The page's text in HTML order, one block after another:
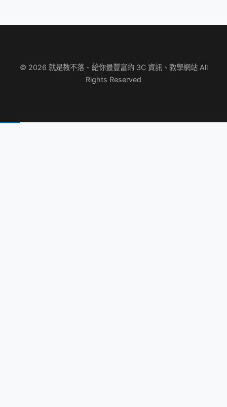
© 2026 就是教不落 - 給你最豐富的 3C 資訊、教學網站 All
Rights Reserved